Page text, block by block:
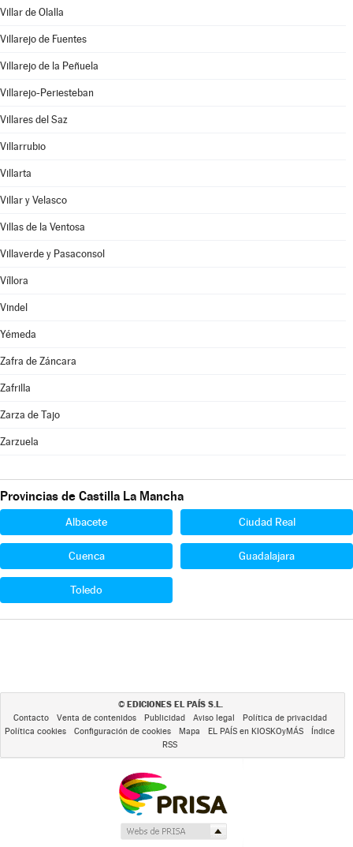
Villar de Olalla
Villarejo de Fuentes
Villarejo de la Peñuela
Villarejo-Periesteban
Villares del Saz
Villarrubio
Villarta
Villar y Velasco
Villas de la Ventosa
Villaverde y Pasaconsol
Víllora
Vindel
Yémeda
Zafra de Záncara
Zafrilla
Zarza de Tajo
Zarzuela
Provincias de Castilla La Mancha
Albacete Ciudad Real
Cuenca Guadalajara
Toledo
© EDICIONES EL PAÍS S.L.
Contacto Venta de contenidos Publicidad Aviso legal
Política de privacidad
Política cookies
Configuración de cookies Mapa EL PAÍS en KIOSKOyMÁS
Índice
RSS